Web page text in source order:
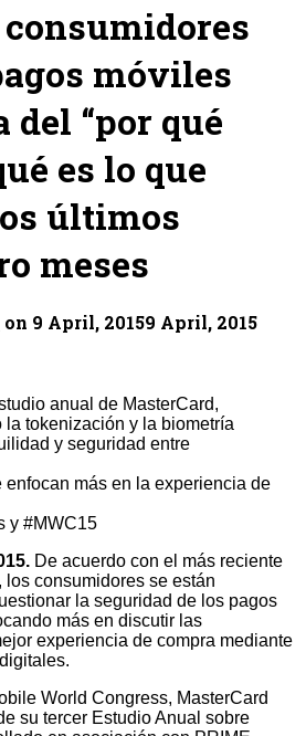
móviles
“por qué
es lo que
últimos
meses
on 9 April, 20159 April, 2015
anual de MasterCard,
la tokenización y la biometría
y seguridad entre
enfocan más en la experiencia de
y #MWC15
De acuerdo con el más reciente
consumidores se están
la seguridad de los pagos
más en discutir las
experiencia de compra mediante
World Congress, MasterCard
su tercer Estudio Anual sobre